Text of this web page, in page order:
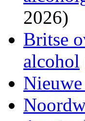
2026)
Britse
alcohol